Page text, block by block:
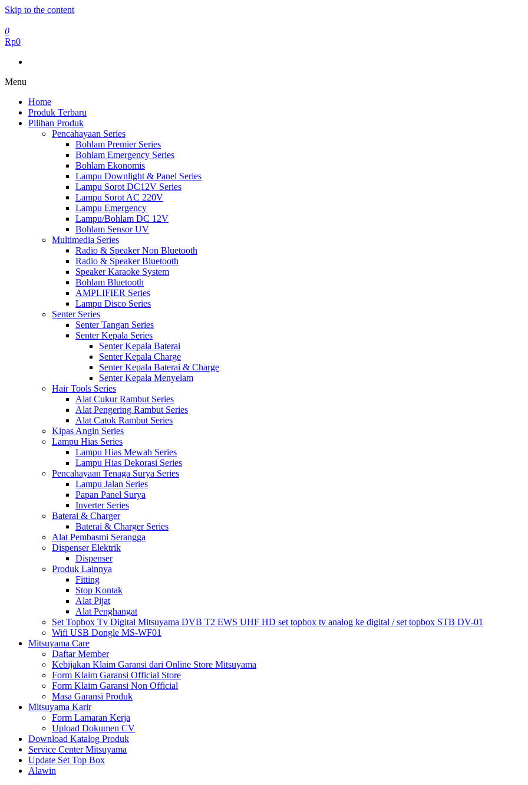
Skip to the content
0
Rp0
Menu
Home
Produk Terbaru
Pilihan Produk
Pencahayaan Series
Bohlam Premier Series
Bohlam Emergency Series
Bohlam Ekonomis
Lampu Downlight & Panel Series
Lampu Sorot DC12V Series
Lampu Sorot AC 220V
Lampu Emergency
Lampu/Bohlam DC 12V
Bohlam Sensor UV
Multimedia Series
Radio & Speaker Non Bluetooth
Radio & Speaker Bluetooth
Speaker Karaoke System
Bohlam Bluetooth
AMPLIFIER Series
Lampu Disco Series
Senter Series
Senter Tangan Series
Senter Kepala Series
Senter Kepala Baterai
Senter Kepala Charge
Senter Kepala Baterai & Charge
Senter Kepala Menyelam
Hair Tools Series
Alat Cukur Rambut Series
Alat Pengering Rambut Series
Alat Catok Rambut Series
Kipas Angin Series
Lampu Hias Series
Lampu Hias Mewah Series
Lampu Hias Dekorasi Series
Pencahayaan Tenaga Surya Series
Lampu Jalan Series
Papan Panel Surya
Inverter Series
Baterai & Charger
Baterai & Charger Series
Alat Pembasmi Serangga
Dispenser Elektrik
Dispenser
Produk Lainnya
Fitting
Stop Kontak
Alat Pijat
Alat Penghangat
Set Topbox Tv Digital Mitsuyama DVB T2 EWS UHF HD set topbox tv analog ke digital / set topbox STB DV-01
Wifi USB Dongle MS-WF01
Mitsuyama Care
Daftar Member
Kebijakan Klaim Garansi dari Online Store Mitsuyama
Form Klaim Garansi Official Store
Form Klaim Garansi Non Official
Masa Garansi Produk
Mitsuyama Karir
Form Lamaran Kerja
Upload Dokumen CV
Download Katalog Produk
Service Center Mitsuyama
Update Set Top Box
Alawin